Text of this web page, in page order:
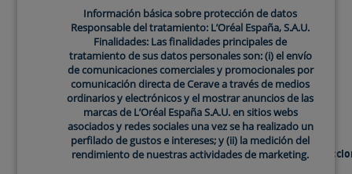
Limpiador Control Imperfecciones Gel Control
Información básica sobre protección de datos
Responsable del tratamiento: L’Oréal España, S.A.U.
Finalidades: Las finalidades principales de
tratamiento de sus datos personales son: (i) el envío
de comunicaciones comerciales y promocionales por
comunicación directa de Cerave a través de medios
ordinarios y electrónicos y el mostrar anuncios de las
marcas de L’Oréal España S.A.U. en sitios webs
asociados y redes sociales una vez se ha realizado un
perfilado de gustos e intereses; y (ii) la medición del
rendimiento de nuestras actividades de marketing.